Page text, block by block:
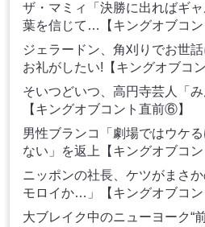
ザ・マミィ「決勝に出ればギ
葉を信じて…【キングオブコン
ジェラードン、角刈りでお世
お礼がしたい!【キングオブコ
そいつどいつ、高円寺芸人「
【キングオブコント直前⑥】
男性ブランコ「劇場ではウケ
ない」を返上【キングオブコ
ニッポンの社長、ケツがまさ
モロイか…」【キングオブコン
大ブレイク中のニューヨーク“